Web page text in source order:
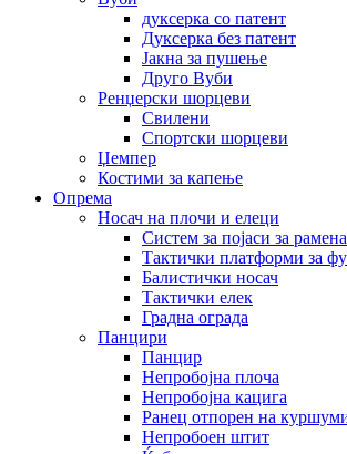
дуксерка со патент
Дуксерка без патент
Јакна за пушење
Друго Вуби
Ренџерски шорцеви
Свилени
Спортски шорцеви
Џемпер
Костими за капење
Опрема
Носач на плочи и елеци
Систем за појаси за рамена
Тактички платформи за
Балистички носач
Тактички елек
Градна ограда
Панцири
Панцир
Непробојна плоча
Непробојна кацига
Ранец отпорен на
Непробоен штит